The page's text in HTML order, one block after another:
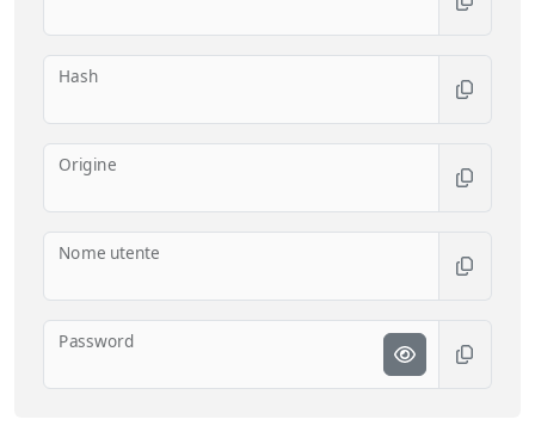
Hash
Origine
Nome utente
Password